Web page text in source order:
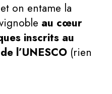
on entame la
au cœur
inscrits au
l’UNESCO (rien